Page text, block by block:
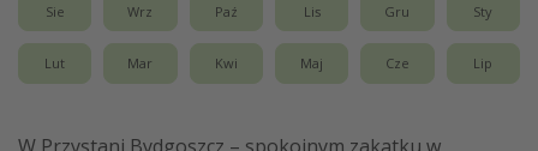
Sie Wrz Paź Lis Gru Sty
Lut Mar Kwi Maj Cze Lip